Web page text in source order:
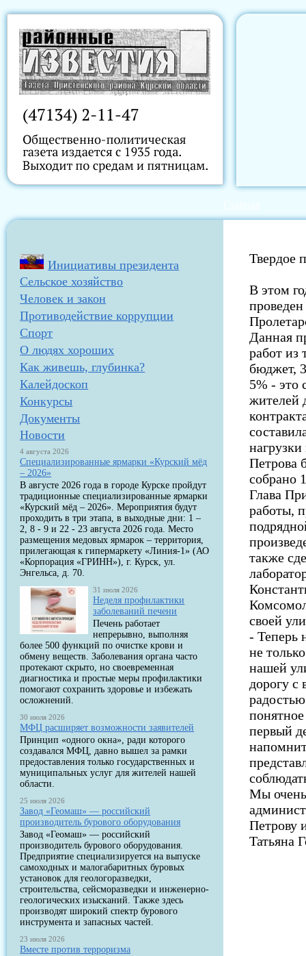
Инициативы президента
Сельское хозяйство
Человек и закон
Противодействие коррупции
Спорт
О людях хороших
Как живешь, глубинка?
Калейдоскоп
Конкурсы
Документы
Новости
4 августа 2026
Специализированные ярмарки «Курский мёд
– 2026»
В августе 2026 года в городе Курске пройдут
традиционные специализированные ярмарки
«Курский мёд – 2026». Мероприятия будут
проходить в три этапа, в выходные дни: 1 –
2, 8 - 9 и 22 - 23 августа 2026 года. Место
размещения медовых ярмарок – территория,
прилегающая к гипермаркету «Линия-1» (АО
«Корпорация «ГРИНН»), г. Курск, ул.
Энгельса, д. 70.
31 июля 2026
Неделя профилактики
заболеваний печени
Печень работает
непрерывно, выполняя
более 500 функций по очистке крови и
обмену веществ. Заболевания органа часто
протекают скрыто, но своевременная
диагностика и простые меры профилактики
помогают сохранить здоровье и избежать
осложнений.
30 июля 2026
МФЦ расширяет возможности заявителей
Принцип «одного окна», ради которого
создавался МФЦ, давно вышел за рамки
предоставления только государственных и
муниципальных услуг для жителей нашей
области.
25 июля 2026
Завод «Геомаш» — российский
производитель бурового оборудования
Завод «Геомаш» — российский
производитель бурового оборудования.
Предприятие специализируется на выпуске
самоходных и малогабаритных буровых
установок для геологоразведки,
строительства, сейсморазведки и инженерно-
геологических изысканий. Также здесь
производят широкий спектр бурового
инструмента и запасных частей.
23 июля 2026
Вместе против терроризма
Твердое
В этом
Данная
работ из
бюджет,
5% - это
жителей
Петрова
собрано
Глава
работы,
также
своей
- Теперь
не
нашей
дорогу с
первый
Мы
Петрову
Татьяна